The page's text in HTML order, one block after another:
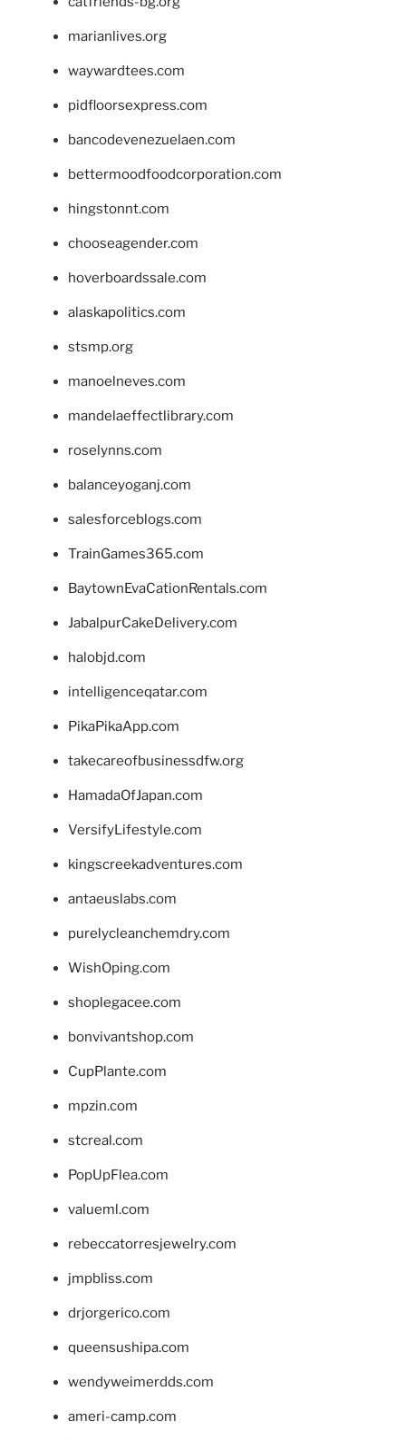
marianlives.org
waywardtees.com
pidfloorsexpress.com
bancodevenezuelaen.com
bettermoodfoodcorporation.com
hingstonnt.com
chooseagender.com
hoverboardssale.com
alaskapolitics.com
stsmp.org
manoelneves.com
mandelaeffectlibrary.com
roselynns.com
balanceyoganj.com
salesforceblogs.com
TrainGames365.com
BaytownEvaCationRentals.com
JabalpurCakeDelivery.com
halobjd.com
intelligenceqatar.com
PikaPikaApp.com
takecareofbusinessdfw.org
HamadaOfJapan.com
VersifyLifestyle.com
kingscreekadventures.com
antaeuslabs.com
purelycleanchemdry.com
WishOping.com
shoplegacee.com
bonvivantshop.com
CupPlante.com
mpzin.com
stcreal.com
PopUpFlea.com
valueml.com
rebeccatorresjewelry.com
jmpbliss.com
drjorgerico.com
queensushipa.com
wendyweimerdds.com
ameri-camp.com